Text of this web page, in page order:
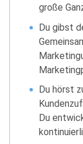
große
Du gibst
Du hörst
Du